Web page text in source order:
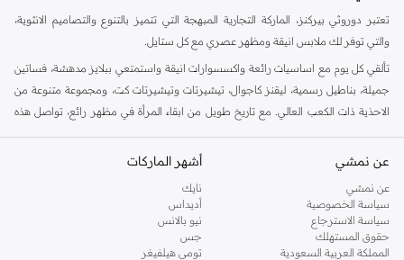
تعتبر دوروثي بيركنز، الماركة التجارية المبهجة التي تتميز بالتنوع والتصاميم الانثوية،
والتي توفر لك ملابس انيقة ومظهر عصري مع كل ستايل.
تألقي كل يوم مع اساسيات رائعة واكسسوارات انيقة واستمتعي ببلايز مدهشة، فساتين
جميلة، بناطيل رسمية، ليقنز كاجوال، تيشيرتات وتيشيرتات كت، ومجموعة متنوعة من
الاحذية ذات الكعب العالي. مع تاريخ طويل من ابقاء المرأة في مظهر رائع، تواصل هذه
كنت تقومين بتجديد خزانة ملابسك الملائمة للعمل، البحث عن فستان مثالي للحفلات او
اليه.
تسوقي دوروثي بيركنز اون لاين مسقط
تسوقي دوروثي بيركنز اون لاين من نمشي واستمتعي باكثر من الف ستايل من مجموعة
عن نمشي
عن نمشي
سياسة الخصوصية
سياسة الاسترجاع
حقوق المستهلك
المملكة العربية السعودية
أشهر الماركات
نايك
أديداس
نيو بالانس
جس
تومي هيلفيغر